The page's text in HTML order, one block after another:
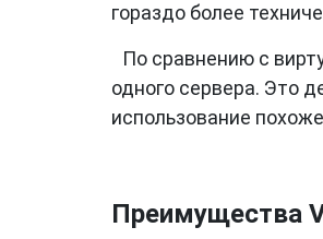
гораздо более
По сравнению с
одного сервера. Это
использование
Преимущества